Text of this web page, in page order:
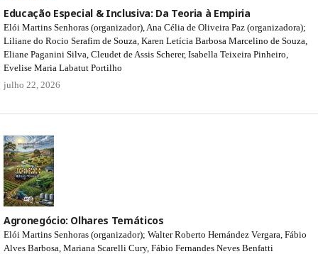
Educação Especial & Inclusiva: Da Teoria à Empiria
Elói Martins Senhoras (organizador), Ana Célia de Oliveira Paz (organizadora);
Liliane do Rocio Serafim de Souza, Karen Letícia Barbosa Marcelino de Souza,
Eliane Paganini Silva, Cleudet de Assis Scherer, Isabella Teixeira Pinheiro,
Evelise Maria Labatut Portilho
julho 22, 2026
Agronegócio: Olhares Temáticos
Elói Martins Senhoras (organizador); Walter Roberto Hernández Vergara, Fábio
Alves Barbosa, Mariana Scarelli Cury, Fábio Fernandes Neves Benfatti